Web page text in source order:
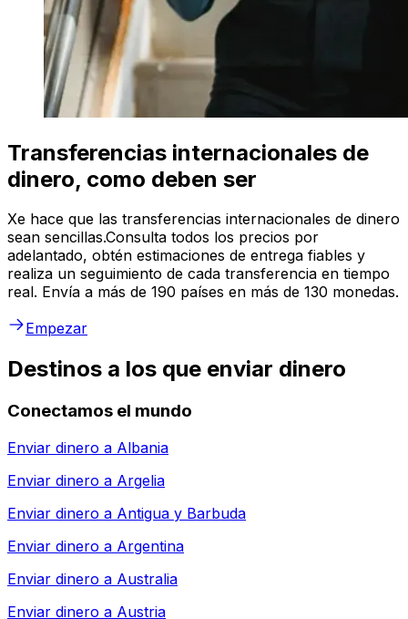
Transferencias internacionales de
dinero, como deben ser
Xe hace que las transferencias internacionales de dinero
sean sencillas.Consulta todos los precios por
adelantado, obtén estimaciones de entrega fiables y
realiza un seguimiento de cada transferencia en tiempo
real. Envía a más de 190 países en más de 130 monedas.
Empezar
Destinos a los que enviar dinero
Conectamos el mundo
Enviar dinero a Albania
Enviar dinero a Argelia
Enviar dinero a Antigua y Barbuda
Enviar dinero a Argentina
Enviar dinero a Australia
Enviar dinero a Austria